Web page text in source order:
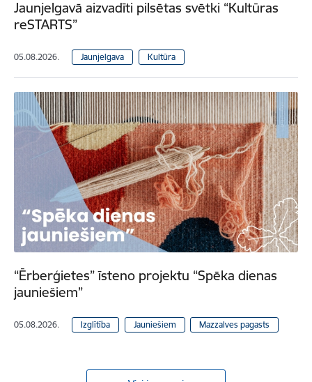
Jaunjelgavā aizvadīti pilsētas svētki “Kultūras
reSTARTS”
05.08.2026. Jaunjelgava Kultūra
“Ērberģietes” īsteno projektu “Spēka dienas
jauniešiem”
05.08.2026. Izglītība Jauniešiem Mazzalves pagasts